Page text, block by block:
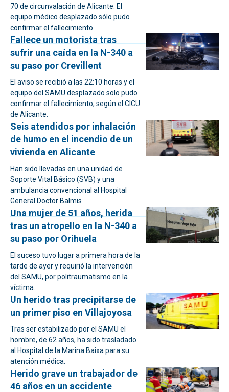
70 de circunvalación de Alicante. El
equipo médico desplazado sólo pudo
confirmar el fallecimiento.
Fallece un motorista tras
sufrir una caída en la N-340 a
su paso por Crevillent
El aviso se recibió a las 22:10 horas y el
equipo del SAMU desplazado solo pudo
confirmar el fallecimiento, según el CICU
de Alicante.
Seis atendidos por inhalación
de humo en el incendio de un
vivienda en Alicante
Han sido llevadas en una unidad de
Soporte Vital Básico (SVB) y una
ambulancia convencional al Hospital
General Doctor Balmis
Una mujer de 51 años, herida
tras un atropello en la N-340 a
su paso por Orihuela
El suceso tuvo lugar a primera hora de la
tarde de ayer y requirió la intervención
del SAMU, por politraumatismo en la
víctima.
Un herido tras precipitarse de
un primer piso en Villajoyosa
Tras ser estabilizado por el SAMU el
hombre, de 62 años, ha sido trasladado
al Hospital de la Marina Baixa para su
atención médica.
Herido grave un trabajador de
46 años en un accidente